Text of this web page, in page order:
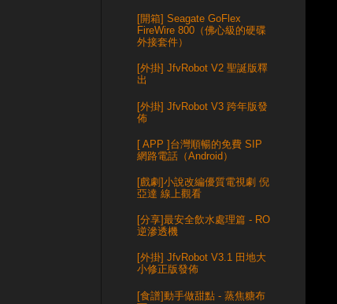
[開箱] Seagate GoFlex
FireWire 800（佛心級的硬碟
外接套件）
[外掛] JfvRobot V2 聖誕版釋
出
[外掛] JfvRobot V3 跨年版發
佈
[ APP ]台灣順暢的免費 SIP
網路電話（Android）
[戲劇]小說改編優質電視劇 倪
亞達 線上觀看
[分享]最安全飲水處理篇 - RO
逆滲透機
[外掛] JfvRobot V3.1 田地大
小修正版發佈
[食譜]動手做甜點 - 蒸焦糖布